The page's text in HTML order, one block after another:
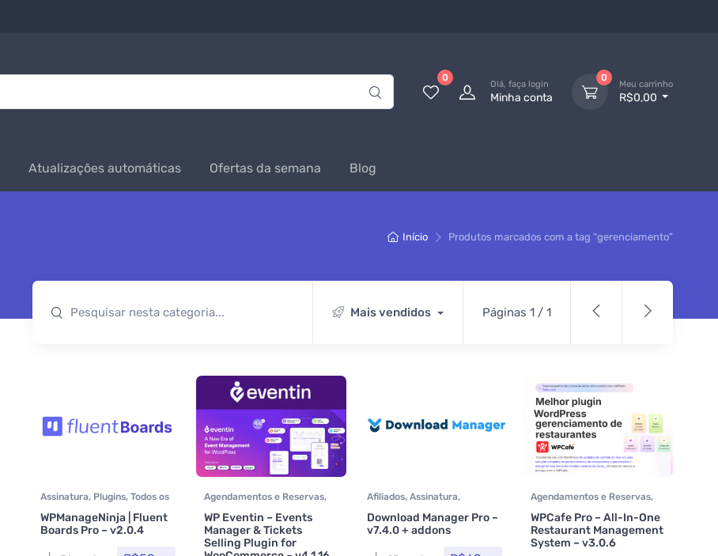
0
Olá, faça login
Minha conta
0
Meu carrinho
R$0,00
Atualizações automáticas Ofertas da semana Blog
Início Produtos marcados com a tag “gerenciamento”
Mais vendidos Páginas 1 / 1
Assinatura, Plugins, Todos os
itens
WPManageNinja | Fluent
Boards Pro – v2.0.4
Agendamentos e Reservas,
Assinatura, CodeCanyon
Listagens e diretórios
Plugins, Plugins
Wocoomerce, Todos os itens
WP Eventin – Events
Manager & Tickets
Selling Plugin for
Afiliados, Assinatura,
Marketplace, Plugins
Download Manager Pro –
v7.4.0 + addons
Agendamentos e Reservas,
Assinatura, Delivery
Listagens e diretórios,
Plugins, Plugins
WPCafe Pro – All-In-One
Restaurant Management
System – v3.0.6